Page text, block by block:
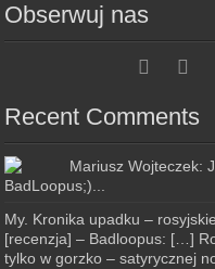
Obserwuj nas
Recent Comments
Mariusz Wojteczek:
BadLoopus;)...
My. Kronika upadku –
[recenzja] – Badloopus: […]
tylko w gorzko – satyrycznej